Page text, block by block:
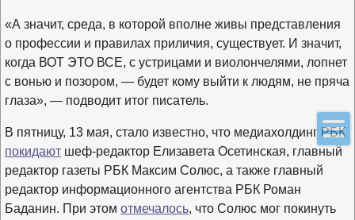
«А значит, среда, в которой вполне живы представления
о профессии и правилах приличия, существует. И значит,
когда ВОТ ЭТО ВСЕ, с устрицами и виолончелями, лопнет
с вонью и позором, — будет кому выйти к людям, не пряча
глаза», — подводит итог писатель.
В пятницу, 13 мая, стало известно, что медиахолдинг РБК
покидают шеф-редактор Елизавета Осетинская, главный
редактор газеты РБК Максим Солюс, а также главный
редактор информационного агентства РБК Роман
Баданин. При этом отмечалось, что Солюс мог покинуть